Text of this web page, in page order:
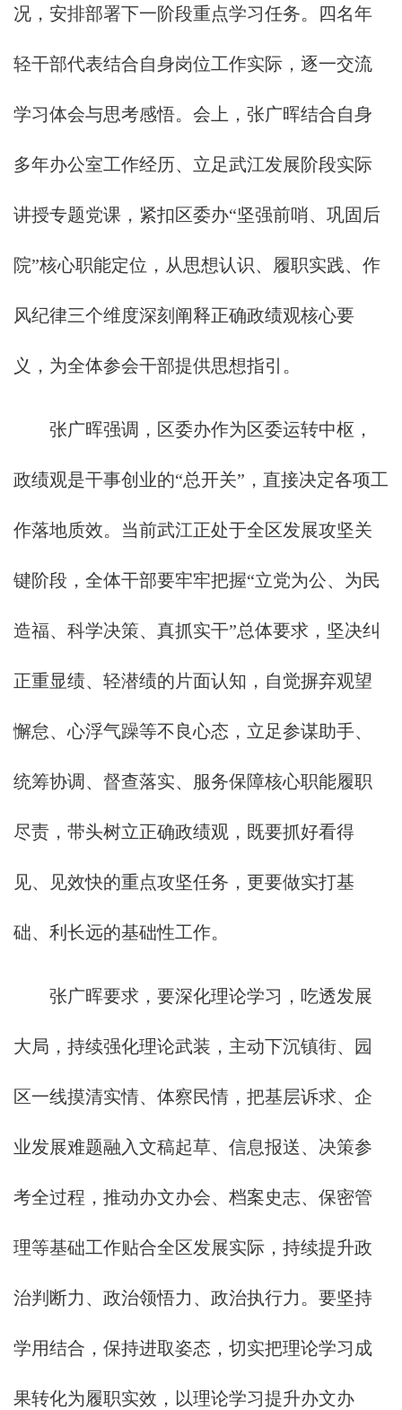
况，安排部署下一阶段重点学习任务。四名年
轻干部代表结合自身岗位工作实际，逐一交流
学习体会与思考感悟。会上，张广晖结合自身
多年办公室工作经历、立足武江发展阶段实际
讲授专题党课，紧扣区委办“坚强前哨、巩固后
院”核心职能定位，从思想认识、履职实践、作
风纪律三个维度深刻阐释正确政绩观核心要
义，为全体参会干部提供思想指引。
张广晖强调，区委办作为区委运转中枢，
政绩观是干事创业的“总开关”，直接决定各项工
作落地质效。当前武江正处于全区发展攻坚关
键阶段，全体干部要牢牢把握“立党为公、为民
造福、科学决策、真抓实干”总体要求，坚决纠
正重显绩、轻潜绩的片面认知，自觉摒弃观望
懈怠、心浮气躁等不良心态，立足参谋助手、
统筹协调、督查落实、服务保障核心职能履职
尽责，带头树立正确政绩观，既要抓好看得
见、见效快的重点攻坚任务，更要做实打基
础、利长远的基础性工作。
张广晖要求，要深化理论学习，吃透发展
大局，持续强化理论武装，主动下沉镇街、园
区一线摸清实情、体察民情，把基层诉求、企
业发展难题融入文稿起草、信息报送、决策参
考全过程，推动办文办会、档案史志、保密管
理等基础工作贴合全区发展实际，持续提升政
治判断力、政治领悟力、政治执行力。要坚持
学用结合，保持进取姿态，切实把理论学习成
果转化为履职实效，以理论学习提升办文办